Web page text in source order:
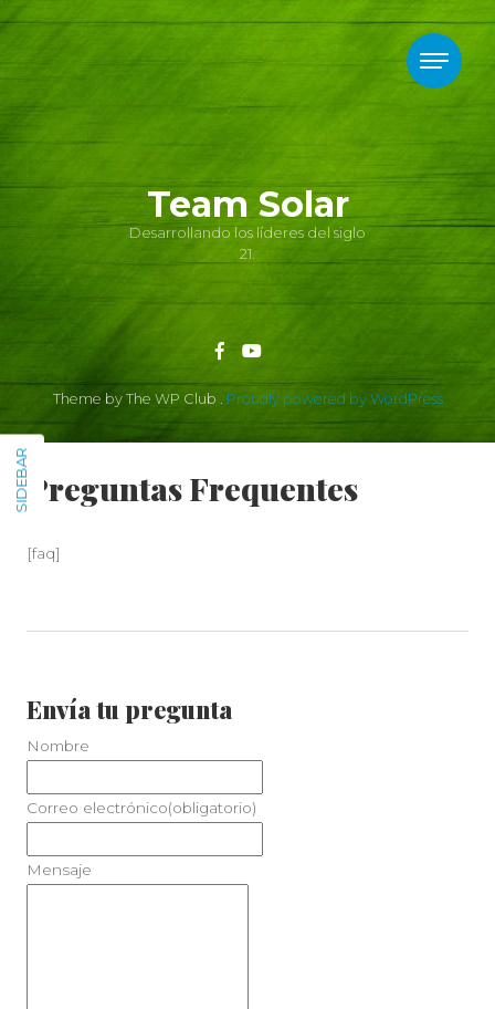
Preguntas Frequentes
[faq]
Envía tu pregunta
Nombre
Correo electrónico(obligatorio)
Mensaje
SIDEBAR
Team Solar
Desarrollando los líderes del siglo
21.
Theme by The WP Club . Proudly powered by WordPress